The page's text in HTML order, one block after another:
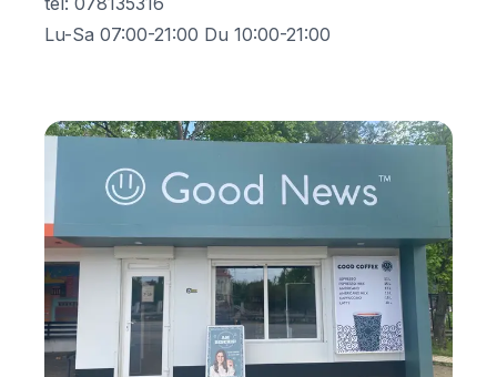
Lu-Sa 07:00-21:00 Du 10:00-21:00